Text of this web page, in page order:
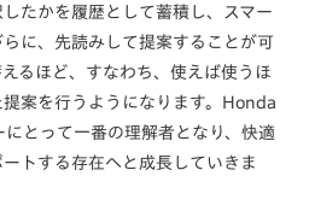
たかを履歴として蓄積し、スマー
らに、先読みして提案することが可
るほど、すなわち、使えば使うほ
案を行うようになります。Honda
とって一番の理解者となり、快適
トする存在へと成長していきま